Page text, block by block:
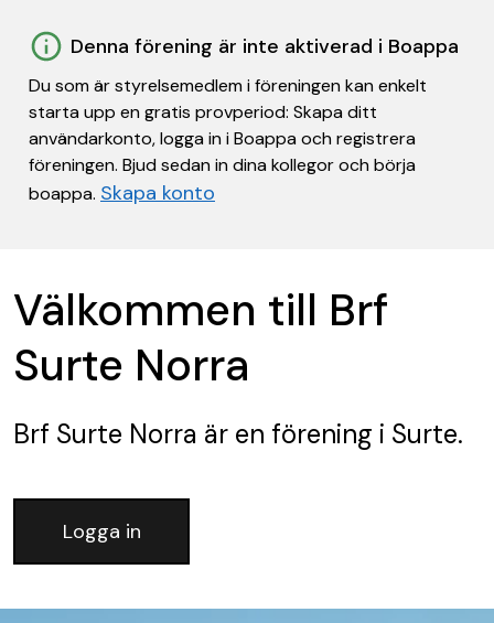
Denna förening är inte aktiverad i Boappa
Du som är styrelsemedlem i föreningen kan enkelt
starta upp en gratis provperiod: Skapa ditt
användarkonto, logga in i Boappa och registrera
föreningen. Bjud sedan in dina kollegor och börja
boappa. Skapa konto
Välkommen till Brf
Surte Norra
Brf Surte Norra är en förening i Surte.
Logga in